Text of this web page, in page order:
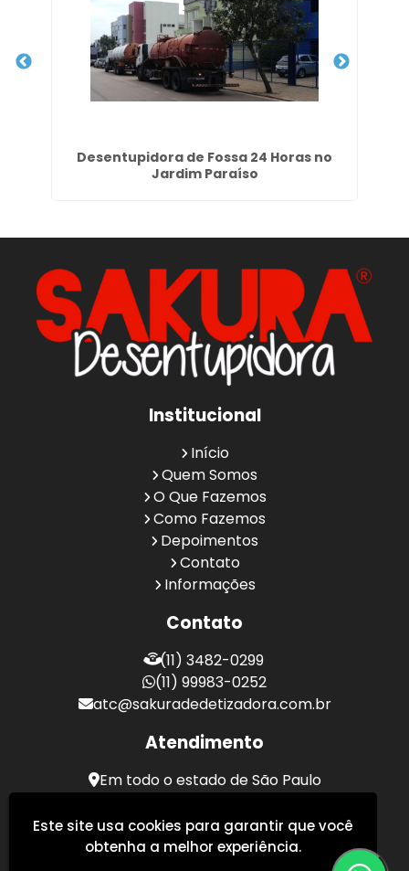
Desentupidora de Fossa 24 Horas no
Jardim Paraíso
Institucional
Início
Quem Somos
O Que Fazemos
Como Fazemos
Depoimentos
Contato
Informações
Contato
(11) 3482-0299
(11) 99983-0252
atc@sakuradedetizadora.com.br
Atendimento
Em todo o estado de São Paulo
Este site usa cookies para garantir que você
obtenha a melhor experiência.